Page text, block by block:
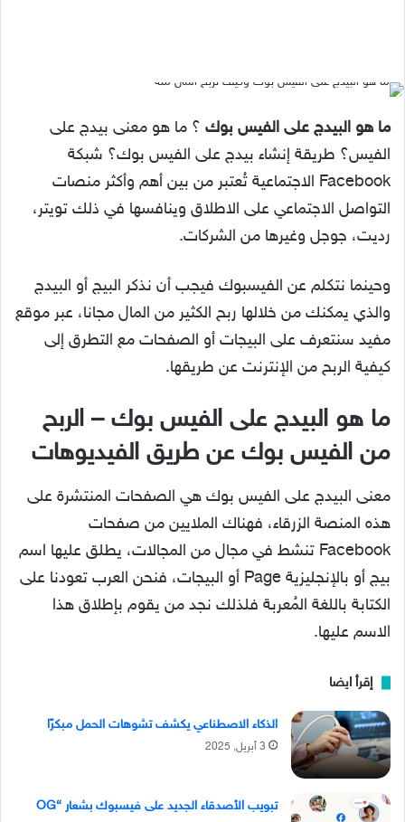
ما هو البيدج على الفيس بوك ؟ ما هو معنى بيدج على
الفيس؟ طريقة إنشاء بيدج على الفيس بوك؟ شبكة
Facebook الاجتماعية تُعتبر من بين أهم وأكثر منصات
التواصل الاجتماعي على الاطلاق وينافسها في ذلك تويتر،
رديت، جوجل وغيرها من الشركات.
وحينما نتكلم عن الفيسبوك فيجب أن نذكر البيج أو البيدج
والذي يمكنك من خلالها ربح الكثير من المال مجانا، عبر موقع
مفيد سنتعرف على البيجات أو الصفحات مع التطرق إلى
كيفية الربح من الإنترنت عن طريقها.
ما هو البيدج على الفيس بوك – الربح
من الفيس بوك عن طريق الفيديوهات
معنى البيدج على الفيس بوك هي الصفحات المنتشرة على
هذه المنصة الزرقاء، فهناك الملايين من صفحات
Facebook تنشط في مجال من المجالات، يطلق عليها اسم
بيج أو بالإنجليزية Page أو البيجات، فنحن العرب تعودنا على
الكتابة باللغة المُعربة فلذلك نجد من يقوم بإطلاق هذا
الاسم عليها.
إقرأ ايضا
الذكاء الاصطناعي يكشف تشوهات الحمل مبكرًا
3 أبريل, 2025
تبويب الأصدقاء الجديد على فيسبوك بشعار “OG